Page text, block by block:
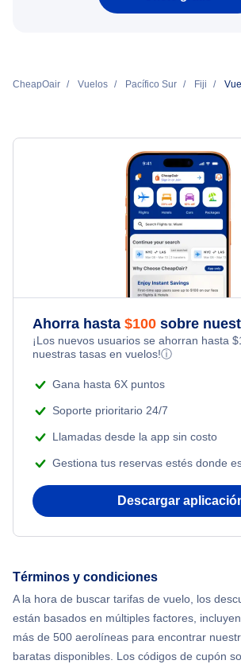
CheapOair Vuelos Pacífico Sur Fiji
Ahorra hasta $100 sobre
¡Los nuevos usuarios se ahorran hasta $
nuestras tasas en vuelos!ⓘ
Gana hasta 6X puntos
Soporte prioritario 24/7
Llamadas desde la app sin costo
Gestiona tus reservas estés donde
Descargar
Términos y condiciones
A la hora de buscar tarifas de vuelo, los
están basados en múltiples factores,
más de 500 aerolíneas para encontrar
baratas disponibles. Los códigos de cupón